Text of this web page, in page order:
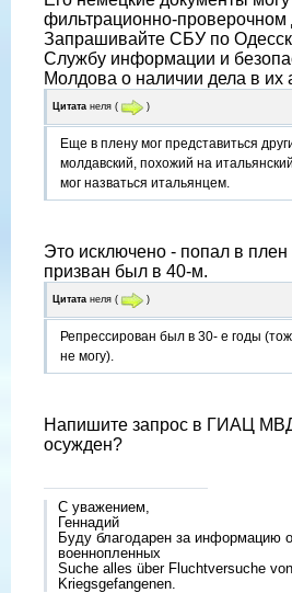
фильтрационно-проверочном
Запрашивайте СБУ по
Службу информации и
Молдова о наличии дела в их
Цитата неля ( )
Еще в плену мог представиться
молдавский, похожий на
мог назваться итальянцем.
Это исключено - попал в плен
призван был в 40-м.
Цитата неля ( )
Репрессирован был в 30- е годы
не могу).
Напишите запрос в ГИАЦ
осужден?
С уважением,
Геннадий
Буду благодарен за информацию о
военнопленных
Suche alles über Fluchtversuche
Kriegsgefangenen.